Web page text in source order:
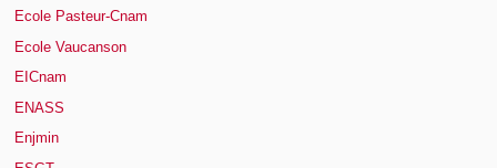
Ecole Pasteur-Cnam
Ecole Vaucanson
EICnam
ENASS
Enjmin